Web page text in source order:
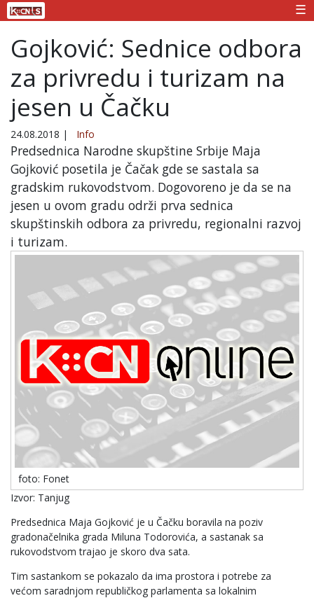
☰
Gojković: Sednice odbora
za privredu i turizam na
jesen u Čačku
24.08.2018 | Info
Predsednica Narodne skupštine Srbije Maja
Gojković posetila je Čačak gde se sastala sa
gradskim rukovodstvom. Dogovoreno je da se na
jesen u ovom gradu održi prva sednica
skupštinskih odbora za privredu, regionalni razvoj
i turizam.
foto: Fonet
Izvor: Tanjug
Predsednica Maja Gojković je u Čačku boravila na poziv
gradonačelnika grada Miluna Todorovića, a sastanak sa
rukovodstvom trajao je skoro dva sata.
Tim sastankom se pokazalo da ima prostora i potrebe za
većom saradnjom republičkog parlamenta sa lokalnim